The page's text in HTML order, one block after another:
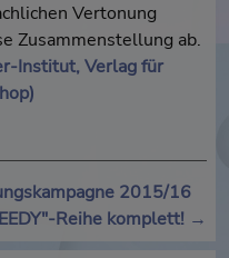
Vertonung
Zusammenstellung ab.
Institut, Verlag für
2015/16
Reihe komplett! →